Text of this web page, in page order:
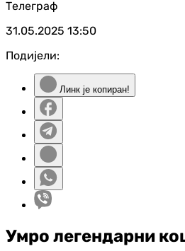
Телеграф
31.05.2025 13:50
Подијели:
Линк је копиран!
Умро легендарни